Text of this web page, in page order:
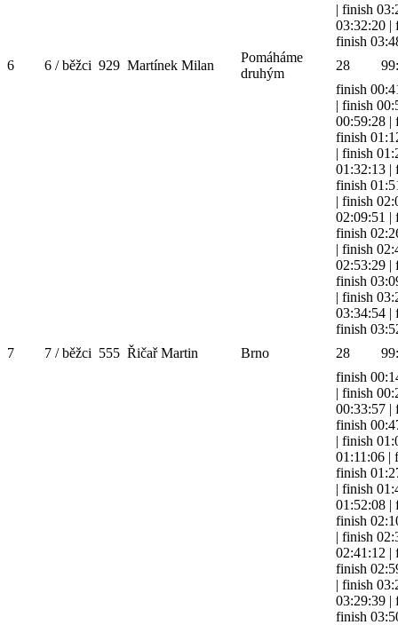
| finish
03:32:20 |
finish
6
6 / běžci 929 Martínek Milan
Pomáháme
druhým
28
finish
| finish
00:59:28 |
finish
| finish
01:32:13 |
finish
| finish
02:09:51 |
finish
| finish
02:53:29 |
finish
| finish
03:34:54 |
finish
7
7 / běžci 555 Řičař Martin Brno 28
finish
| finish
00:33:57 |
finish
| finish
01:11:06 |
finish
| finish
01:52:08 |
finish
| finish
02:41:12 |
finish
| finish
03:29:39 |
finish